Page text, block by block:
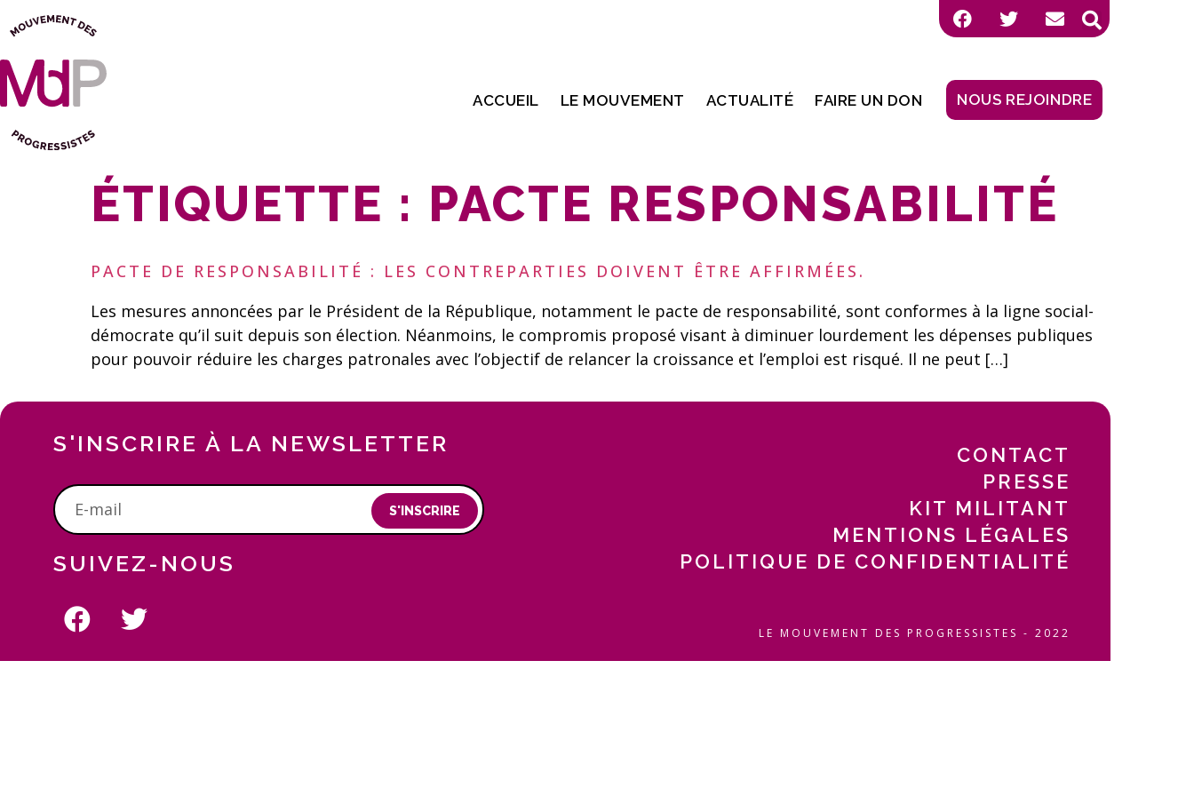
ACCUEIL LE MOUVEMENT ACTUALITÉ FAIRE UN DON NOUS REJOINDRE
ÉTIQUETTE : PACTE RESPONSABILITÉ
PACTE DE RESPONSABILITÉ : LES CONTREPARTIES DOIVENT ÊTRE AFFIRMÉES.
Les mesures annoncées par le Président de la République, notamment le pacte de responsabilité, sont conformes à la ligne social-
démocrate qu’il suit depuis son élection. Néanmoins, le compromis proposé visant à diminuer lourdement les dépenses publiques
pour pouvoir réduire les charges patronales avec l’objectif de relancer la croissance et l’emploi est risqué. Il ne peut […]
S'INSCRIRE À LA NEWSLETTER
S'INSCRIRE
SUIVEZ-NOUS
CONTACT
PRESSE
KIT MILITANT
MENTIONS LÉGALES
POLITIQUE DE CONFIDENTIALITÉ
LE MOUVEMENT DES PROGRESSISTES - 2022